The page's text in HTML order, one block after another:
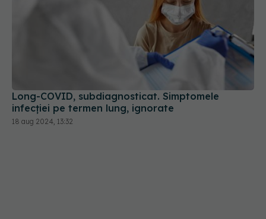
Long-COVID, subdiagnosticat. Simptomele
infecției pe termen lung, ignorate
18 aug 2024, 13:32